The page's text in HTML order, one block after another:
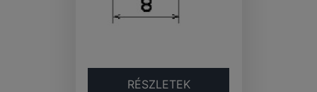
RÉSZLETEK